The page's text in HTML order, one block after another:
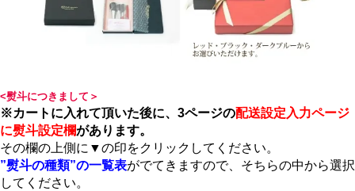
<熨斗につきまして＞
※カートに入れて頂いた後に、3ページの配送設定入力ページ
に熨斗設定欄があります。
その欄の上側に▼の印をクリックしてください。
”熨斗の種類”の一覧表がでてきますので、そちらの中から選択
してください。